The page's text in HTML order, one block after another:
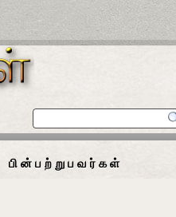
பின்பற்றுபவர்கள்